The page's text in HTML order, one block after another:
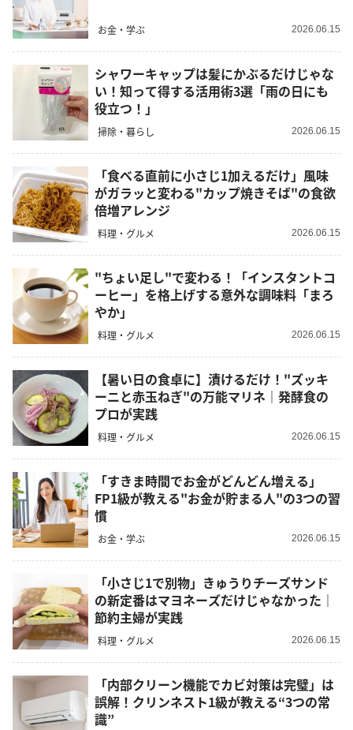
お金・学ぶ 2026.06.15
シャワーキャップは髪にかぶるだけじゃな
い！知って得する活用術3選「雨の日にも
役立つ！」
掃除・暮らし 2026.06.15
「食べる直前に小さじ1加えるだけ」風味
がガラッと変わる"カップ焼きそば"の食欲
倍増アレンジ
料理・グルメ 2026.06.15
"ちょい足し"で変わる！「インスタントコ
ーヒー」を格上げする意外な調味料「まろ
やか」
料理・グルメ 2026.06.15
【暑い日の食卓に】漬けるだけ！"ズッキ
ーニと赤玉ねぎ"の万能マリネ｜発酵食の
プロが実践
料理・グルメ 2026.06.15
「すきま時間でお金がどんどん増える」
FP1級が教える"お金が貯まる人"の3つの習
慣
お金・学ぶ 2026.06.15
「小さじ1で別物」きゅうりチーズサンド
の新定番はマヨネーズだけじゃなかった｜
節約主婦が実践
料理・グルメ 2026.06.15
「内部クリーン機能でカビ対策は完璧」は
誤解！クリンネスト1級が教える“3つの常
識”